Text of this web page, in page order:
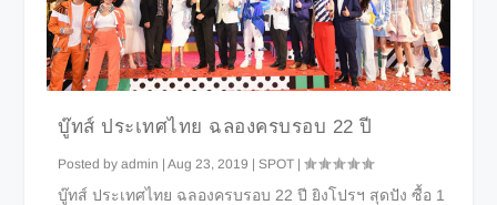
บู๊ทส์ ประเทศไทย ฉลองครบรอบ 22 ปี
Posted byadmin |Aug 23, 2019 |SPOT |
บู๊ทส์ ประเทศไทย ฉลองครบรอบ 22 ปี ยิงโปรฯ สุดปัง ซื้อ 1